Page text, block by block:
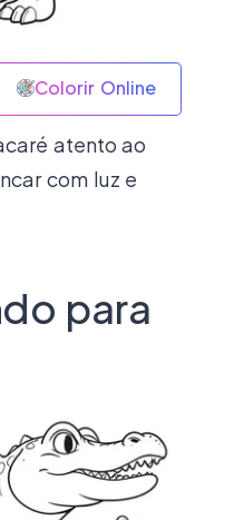
Colorir Online
atento ao
com luz e
para